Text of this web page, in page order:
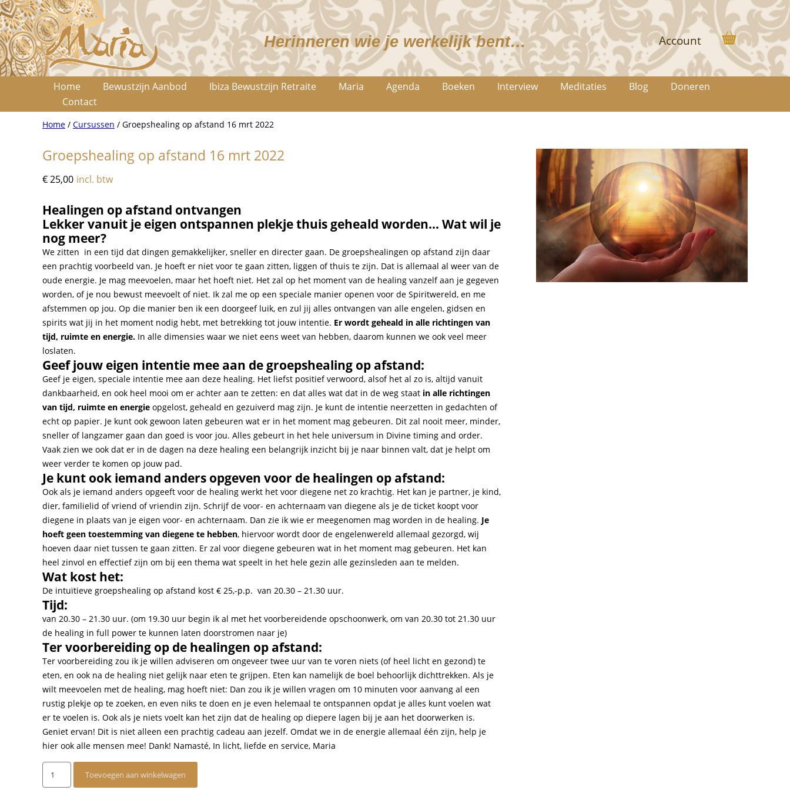
Herinneren wie je werkelijk bent… Account
Home Bewustzijn Aanbod Ibiza Bewustzijn Retraite Maria Agenda Boeken Interview Meditaties Blog
Doneren
Contact
Home / Cursussen / Groepshealing op afstand 16 mrt 2022
Groepshealing op afstand 16 mrt 2022
€25,00 incl. btw
Healingen op afstand ontvangen
Lekker vanuit je eigen ontspannen plekje thuis geheald worden... Wat wil je
nog meer?
We zitten in een tijd dat dingen gemakkelijker, sneller en directer gaan. De groepshealingen op afstand zijn daar
een prachtig voorbeeld van. Je hoeft er niet voor te gaan zitten, liggen of thuis te zijn. Dat is allemaal al weer van de
oude energie. Je mag meevoelen, maar het hoeft niet. Het zal op het moment van de healing vanzelf aan je gegeven
worden, of je nou bewust meevoelt of niet. Ik zal me op een speciale manier openen voor de Spiritwereld, en me
afstemmen op jou. Op die manier ben ik een doorgeef luik, en zul jij alles ontvangen van alle engelen, gidsen en
spirits wat jij in het moment nodig hebt, met betrekking tot jouw intentie. Er wordt geheald in alle richtingen van
tijd, ruimte en energie. In alle dimensies waar we niet eens weet van hebben, daarom kunnen we ook veel meer
loslaten.
Geef jouw eigen intentie mee aan de groepshealing op afstand:
Geef je eigen, speciale intentie mee aan deze healing. Het liefst positief verwoord, alsof het al zo is, altijd vanuit
dankbaarheid, en ook heel mooi om er achter aan te zetten: en dat alles wat dat in de weg staat in alle richtingen
van tijd, ruimte en energie opgelost, geheald en gezuiverd mag zijn. Je kunt de intentie neerzetten in gedachten of
echt op papier. Je kunt ook gewoon laten gebeuren wat er in het moment mag gebeuren. Dit zal nooit meer, minder,
sneller of langzamer gaan dan goed is voor jou. Alles gebeurt in het hele universum in Divine timing and order.
Vaak zien we ook dat er in de dagen na deze healing een belangrijk inzicht bij je naar binnen valt, dat je helpt om
weer verder te komen op jouw pad.
Je kunt ook iemand anders opgeven voor de healingen op afstand:
Ook als je iemand anders opgeeft voor de healing werkt het voor diegene net zo krachtig. Het kan je partner, je kind,
dier, familielid of vriend of vriendin zijn. Schrijf de voor- en achternaam van diegene als je de ticket koopt voor
diegene in plaats van je eigen voor- en achternaam. Dan zie ik wie er meegenomen mag worden in de healing. Je
hoeft geen toestemming van diegene te hebben, hiervoor wordt door de engelenwereld allemaal gezorgd, wij
hoeven daar niet tussen te gaan zitten. Er zal voor diegene gebeuren wat in het moment mag gebeuren. Het kan
heel zinvol en effectief zijn om bij een thema wat speelt in het hele gezin alle gezinsleden aan te melden.
Wat kost het:
De intuïtieve groepshealing op afstand kost € 25,-p.p. van 20.30 – 21.30 uur.
Tijd:
van 20.30 – 21.30 uur. (om 19.30 uur begin ik al met het voorbereidende opschoonwerk, om van 20.30 tot 21.30 uur
de healing in full power te kunnen laten doorstromen naar je)
Ter voorbereiding op de healingen op afstand:
Ter voorbereiding zou ik je willen adviseren om ongeveer twee uur van te voren niets (of heel licht en gezond) te
eten, en ook na de healing niet gelijk naar eten te grijpen. Eten kan namelijk de boel behoorlijk dichttrekken. Als je
wilt meevoelen met de healing, mag hoeft niet: Dan zou ik je willen vragen om 10 minuten voor aanvang al een
rustig plekje op te zoeken, en even niks te doen en je even helemaal te ontspannen opdat je alles kunt voelen wat
er te voelen is. Ook als je niets voelt kan het zijn dat de healing op diepere lagen bij je aan het doorwerken is.
Geniet ervan! Dit is niet alleen een prachtig cadeau aan jezelf. Omdat we in de energie allemaal één zijn, help je
hier ook alle mensen mee! Dank! Namasté, In licht, liefde en service, Maria
Toevoegen aan winkelwagen